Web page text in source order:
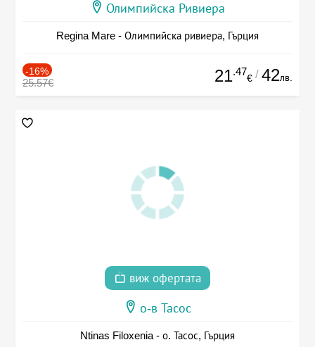
Олимпийска Ривиера
Regina Mare - Олимпийска ривиера, Гърция
-16%
25.57€ 21.47
€ / 42лв.
виж офертата
о-в Тасос
Ntinas Filoxenia - о. Тасос, Гърция